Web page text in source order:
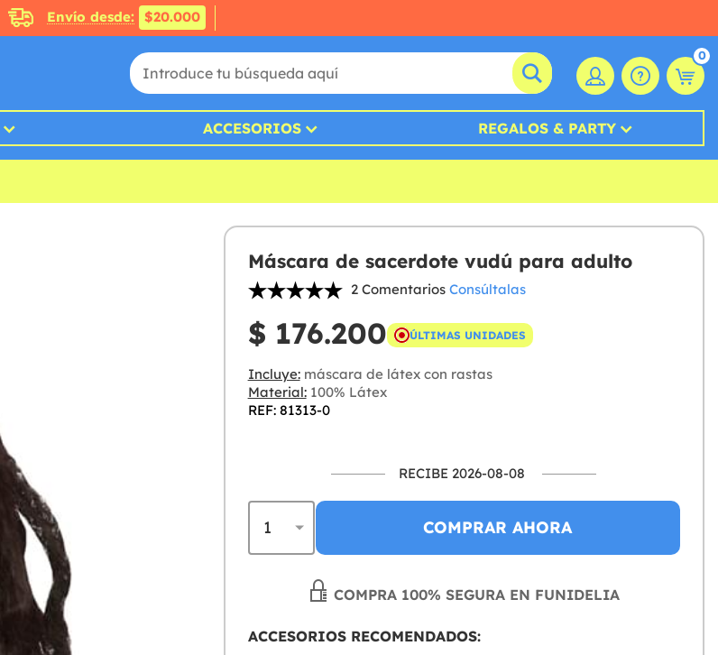
Envío desde: $20.000
0
ACCESORIOS REGALOS & PARTY
Máscara de sacerdote vudú para adulto
2 Comentarios Consúltalas
$ 176.200 ÚLTIMAS UNIDADES
Incluye:máscara de látex con rastas
Material:100% Látex
REF: 81313-0
RECIBE 2026-08-08
COMPRAR AHORA
COMPRA 100% SEGURA EN FUNIDELIA
ACCESORIOS RECOMENDADOS: